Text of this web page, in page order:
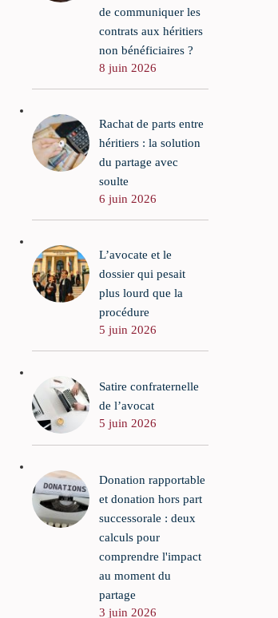
L’urne, les cendres, les
conflits entre héritiers et la
La loi no 2008-1350 du 19
décembre 2008 relative à la
législation funéraire a été
désireuse de créer un
véritable régime juridique
des cendres funéraires.
de communiquer les
contrats aux héritiers
non bénéficiaires ?
8 juin 2026
Rachat de parts entre
héritiers : la solution
du partage avec
soulte
6 juin 2026
L’avocate et le
dossier qui pesait
plus lourd que la
procédure
5 juin 2026
Satire confraternelle
de l’avocat
5 juin 2026
Donation rapportable
et donation hors part
successorale : deux
calculs pour
comprendre l'impact
au moment du
partage
3 juin 2026